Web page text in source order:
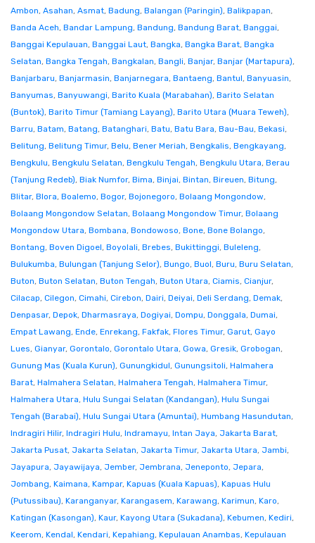
Ambon, Asahan, Asmat, Badung, Balangan (Paringin), Balikpapan,
Banda Aceh, Bandar Lampung, Bandung, Bandung Barat, Banggai,
Banggai Kepulauan, Banggai Laut, Bangka, Bangka Barat, Bangka
Selatan, Bangka Tengah, Bangkalan, Bangli, Banjar, Banjar (Martapura),
Banjarbaru, Banjarmasin, Banjarnegara, Bantaeng, Bantul, Banyuasin,
Banyumas, Banyuwangi, Barito Kuala (Marabahan), Barito Selatan
(Buntok), Barito Timur (Tamiang Layang), Barito Utara (Muara Teweh),
Barru, Batam, Batang, Batanghari, Batu, Batu Bara, Bau-Bau, Bekasi,
Belitung, Belitung Timur, Belu, Bener Meriah, Bengkalis, Bengkayang,
Bengkulu, Bengkulu Selatan, Bengkulu Tengah, Bengkulu Utara, Berau
(Tanjung Redeb), Biak Numfor, Bima, Binjai, Bintan, Bireuen, Bitung,
Blitar, Blora, Boalemo, Bogor, Bojonegoro, Bolaang Mongondow,
Bolaang Mongondow Selatan, Bolaang Mongondow Timur, Bolaang
Mongondow Utara, Bombana, Bondowoso, Bone, Bone Bolango,
Bontang, Boven Digoel, Boyolali, Brebes, Bukittinggi, Buleleng,
Bulukumba, Bulungan (Tanjung Selor), Bungo, Buol, Buru, Buru Selatan,
Buton, Buton Selatan, Buton Tengah, Buton Utara, Ciamis, Cianjur,
Cilacap, Cilegon, Cimahi, Cirebon, Dairi, Deiyai, Deli Serdang, Demak,
Denpasar, Depok, Dharmasraya, Dogiyai, Dompu, Donggala, Dumai,
Empat Lawang, Ende, Enrekang, Fakfak, Flores Timur, Garut, Gayo
Lues, Gianyar, Gorontalo, Gorontalo Utara, Gowa, Gresik, Grobogan,
Gunung Mas (Kuala Kurun), Gunungkidul, Gunungsitoli, Halmahera
Barat, Halmahera Selatan, Halmahera Tengah, Halmahera Timur,
Halmahera Utara, Hulu Sungai Selatan (Kandangan), Hulu Sungai
Tengah (Barabai), Hulu Sungai Utara (Amuntai), Humbang Hasundutan,
Indragiri Hilir, Indragiri Hulu, Indramayu, Intan Jaya, Jakarta Barat,
Jakarta Pusat, Jakarta Selatan, Jakarta Timur, Jakarta Utara, Jambi,
Jayapura, Jayawijaya, Jember, Jembrana, Jeneponto, Jepara,
Jombang, Kaimana, Kampar, Kapuas (Kuala Kapuas), Kapuas Hulu
(Putussibau), Karanganyar, Karangasem, Karawang, Karimun, Karo,
Katingan (Kasongan), Kaur, Kayong Utara (Sukadana), Kebumen, Kediri,
Keerom, Kendal, Kendari, Kepahiang, Kepulauan Anambas, Kepulauan